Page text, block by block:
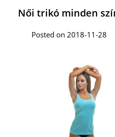
Női trikó minden
Posted on 2018-11-28